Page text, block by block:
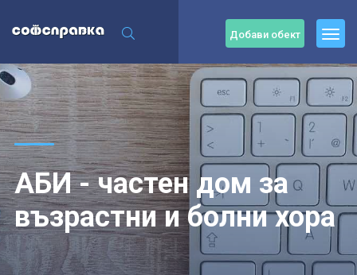
Добави обект
АБИ - частен дом за
възрастни и болни хора